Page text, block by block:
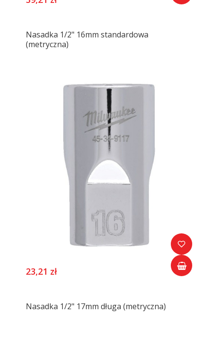
Nasadka 1/2" 16mm standardowa
(metryczna)
23,21 zł
Nasadka 1/2" 17mm długa (metryczna)